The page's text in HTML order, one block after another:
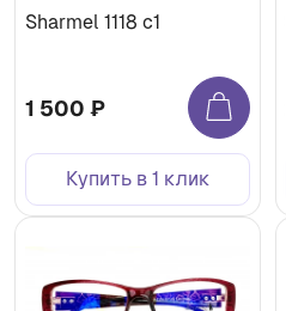
Sharmel 1118 c1
1 500 ₽
Купить в 1 клик